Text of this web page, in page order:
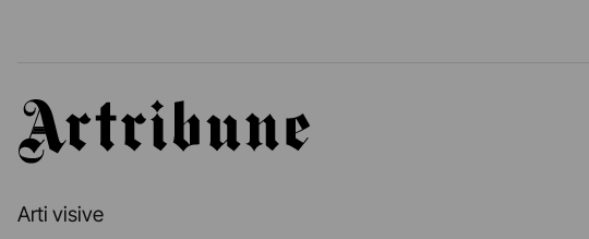
Artribune
Arti visive